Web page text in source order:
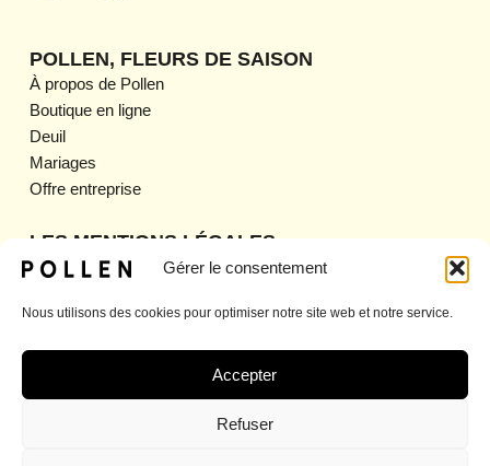
Gérer le consentement
Nous utilisons des cookies pour optimiser notre site web et notre service.
Accepter
Refuser
s
t
a
g
a
m
c
e
b
o
k
POLLEN, FLEURS DE SAISON
À propos de Pollen
Boutique en ligne
Deuil
Mariages
Offre entreprise
LES MENTIONS LÉGALES
Mentions légales
CGU
Politique de retour et de remboursement
Politique d’expédition